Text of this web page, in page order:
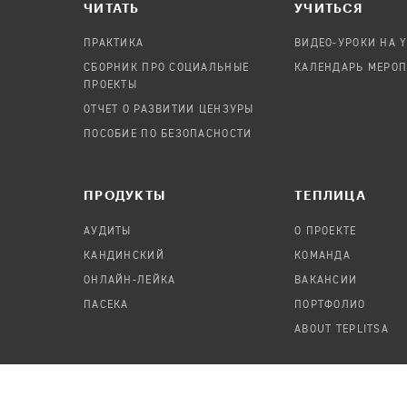
ЧИТАТЬ
ПРАКТИКА
СБОРНИК ПРО СОЦИАЛЬНЫЕ
ПРОЕКТЫ
ОТЧЕТ О РАЗВИТИИ ЦЕНЗУРЫ
ПОСОБИЕ ПО БЕЗОПАСНОСТИ
УЧИТЬСЯ
ВИДЕО-УРОКИ НА
КАЛЕНДАРЬ
ПРОДУКТЫ
АУДИТЫ
КАНДИНСКИЙ
ОНЛАЙН-ЛЕЙКА
ПАСЕКА
TЕПЛИЦА
О ПРОЕКТЕ
КОМАНДА
ВАКАНСИИ
ПОРТФОЛИО
ABOUT TEPLITSA